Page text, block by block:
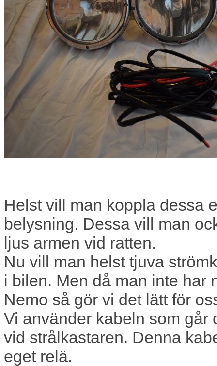
Helst vill man koppla dessa
belysning. Dessa vill man
ljus armen vid ratten.
Nu vill man helst tjuva
i bilen. Men då man inte har
Nemo så gör vi det lätt för
Vi använder kabeln som går
vid strålkastaren. Denna
eget relä.